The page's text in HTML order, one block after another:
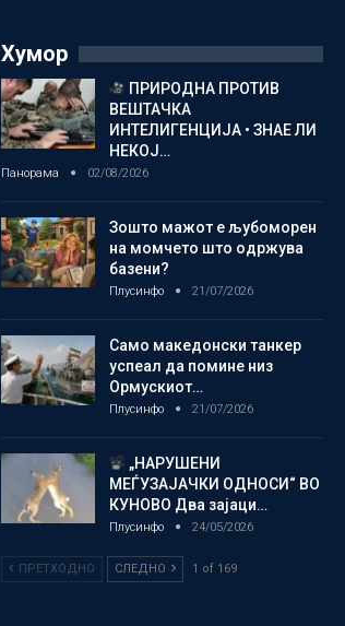
Хумор
ПРИРОДНА ПРОТИВ
ВЕШТАЧКА
ИНТЕЛИГЕНЦИЈА • ЗНАЕ ЛИ
НЕКОЈ…
Панорама 02/08/2026
Зошто мажот е љубоморен
на момчето што одржува
базени?
Плусинфо 21/07/2026
Само македонски танкер
успеал да помине низ
Ормускиот…
Плусинфо 21/07/2026
„НАРУШЕНИ
МЕЃУЗАЈАЧКИ ОДНОСИ“ ВО
КУНОВО Два зајаци…
Плусинфо 24/05/2026
ПРЕТХОДНО СЛЕДНО 1 of 169